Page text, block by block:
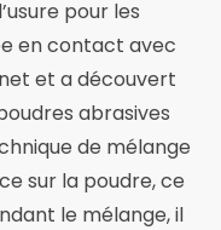
pour les
en contact avec
et a découvert
abrasives
de mélange
sur la poudre, ce
le mélange, il